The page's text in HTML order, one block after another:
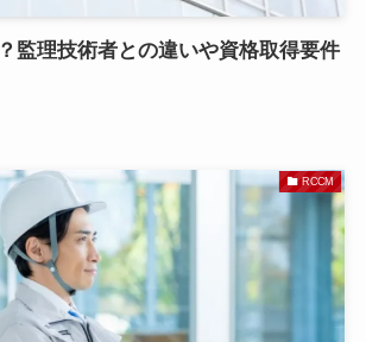
監理技術者との違いや資格取得要件
RCCM